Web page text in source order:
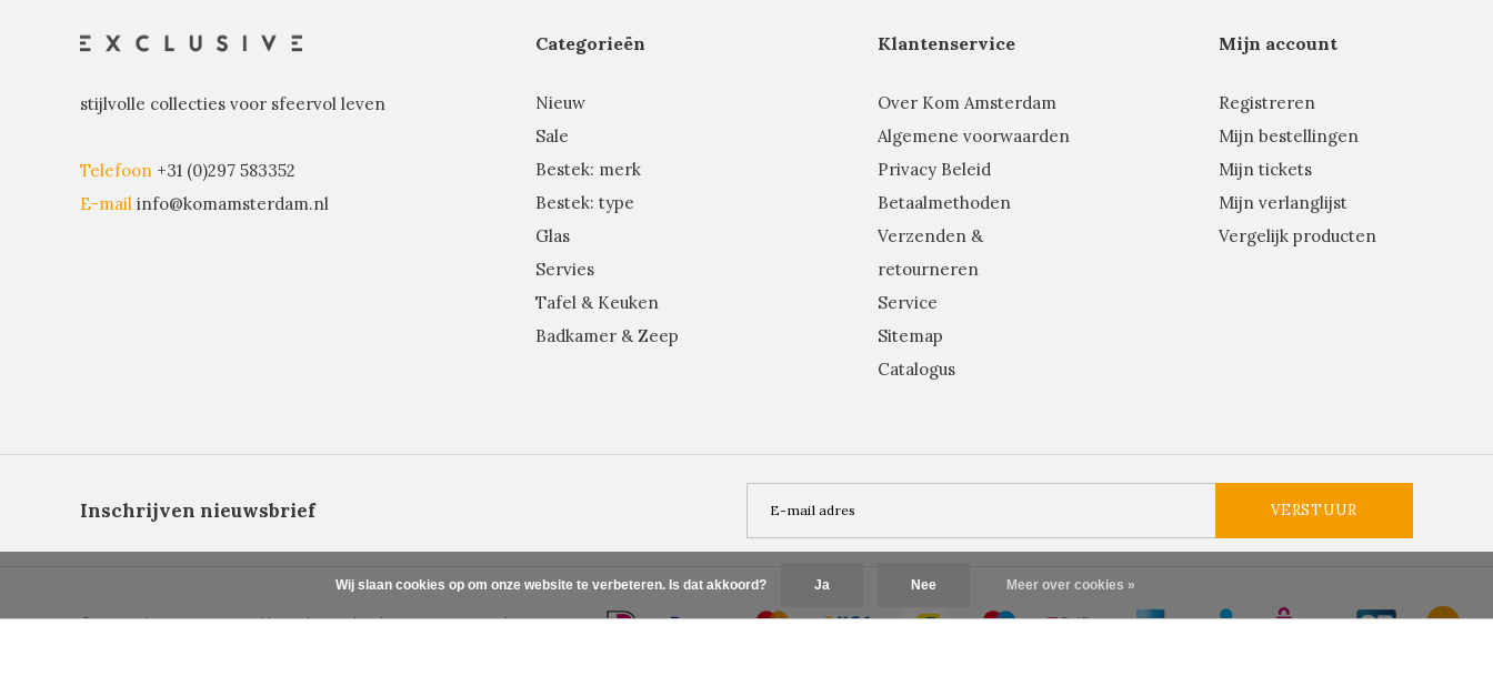
stijlvolle collecties voor sfeervol leven
Telefoon +31 (0)297 583352
E-mail info@komamsterdam.nl
Categorieën
Nieuw
Sale
Bestek: merk
Bestek: type
Glas
Servies
Tafel & Keuken
Badkamer & Zeep
Klantenservice
Over Kom Amsterdam
Algemene voorwaarden
Privacy Beleid
Betaalmethoden
Verzenden &
retourneren
Service
Sitemap
Catalogus
Mijn account
Registreren
Mijn bestellingen
Mijn tickets
Mijn verlanglijst
Vergelijk producten
Inschrijven nieuwsbrief VERSTUUR
© Copyright 2026 - Powered byLightspeed- Theme ByDMWSxPlus+
Wij slaan cookies op om onze website te verbeteren. Is dat akkoord? Ja Nee Meer over cookies »